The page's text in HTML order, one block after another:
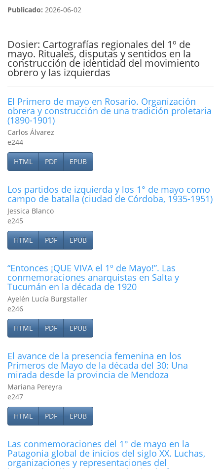
Publicado: 2026-06-02
Dosier: Cartografías regionales del 1º de
mayo. Rituales, disputas y sentidos en la
construcción de identidad del movimiento
obrero y las izquierdas
El Primero de mayo en Rosario. Organización
obrera y construcción de una tradición proletaria
(1890-1901)
Carlos Álvarez
e244
HTML PDF EPUB
Los partidos de izquierda y los 1° de mayo como
campo de batalla (ciudad de Córdoba, 1935-1951)
Jessica Blanco
e245
HTML PDF EPUB
“Entonces ¡QUE VIVA el 1º de Mayo!”. Las
conmemoraciones anarquistas en Salta y
Tucumán en la década de 1920
Ayelén Lucía Burgstaller
e246
HTML PDF EPUB
El avance de la presencia femenina en los
Primeros de Mayo de la década del 30: Una
mirada desde la provincia de Mendoza
Mariana Pereyra
e247
HTML PDF EPUB
Las conmemoraciones del 1° de mayo en la
Patagonia global de inicios del siglo XX. Luchas,
organizaciones y representaciones del